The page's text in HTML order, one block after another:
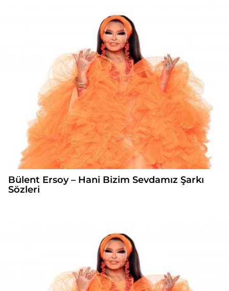
Bülent Ersoy – Hani Bizim Sevdamız Şarkı
Sözleri